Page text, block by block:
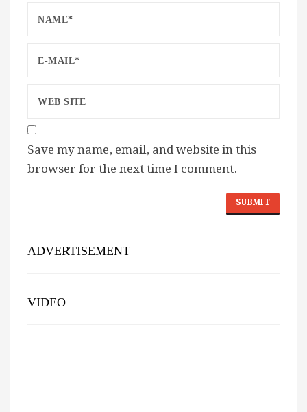
Save my name, email, and website in this
browser for the next time I comment.
ADVERTISEMENT
VIDEO